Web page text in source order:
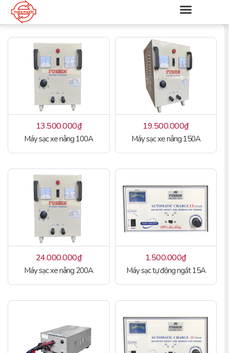
13.500.000₫
Máy sạc xe nâng 100A
19.500.000₫
Máy sạc xe nâng 150A
24.000.000₫
Máy sạc xe nâng 200A
1.500.000₫
Máy sạc tự động ngắt 15A